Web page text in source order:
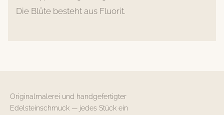
Die Blüte besteht aus Fluorit.
Originalmalerei und handgefertigter
Edelsteinschmuck — jedes Stück ein